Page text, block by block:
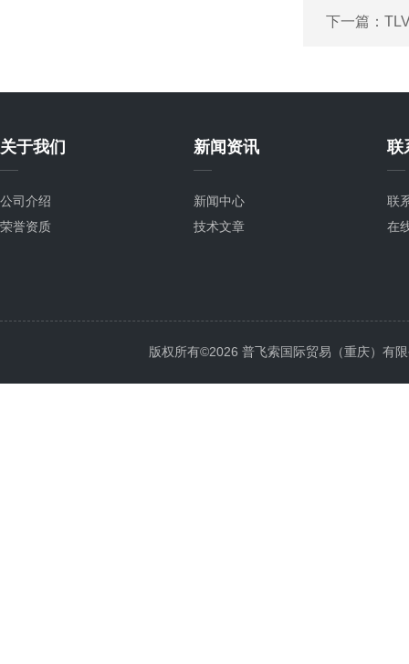
下一篇：
关于我们
公司介绍
荣誉资质
新闻资讯
新闻中心
技术文章
联
联
在
版权所有©2026 普飞索国际贸易（重庆）有